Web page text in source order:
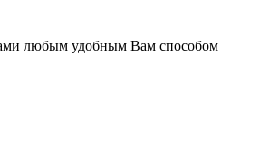
любым удобным Вам способом